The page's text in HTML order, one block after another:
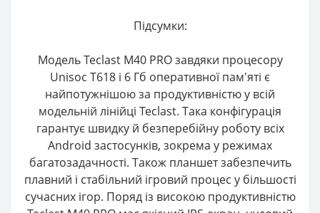
Підсумки:
Модель Teclast M40 PRO завдяки процесору
Unisoc T618 і 6 Гб оперативної пам'яті є
найпотужнішою за продуктивністю у всій
модельній лінійці Teclast. Така конфігурація
гарантує швидку й безперебійну роботу всіх
Android застосунків, зокрема у режимах
багатозадачності. Також планшет забезпечить
плавний і стабільний ігровий процес у більшості
сучасних ігор. Поряд із високою продуктивністю